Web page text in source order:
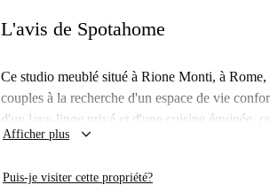
L'avis de Spotahome
Ce studio meublé situé à Rione Monti, à
couples à la recherche d'un espace de vie
d'un lave-linge privé et d'une cuisine équipée,
loyer couvre les frais d'eau et d'électricité,
Situé dans le quartier animé de Rione Monti, le
Afficher plus keyboard_arrow_down
Puis-je visiter cette propriété?